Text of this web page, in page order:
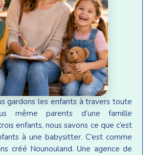
gardons les enfants à travers toute
même parents d’une famille
enfants, nous savons ce que c’est
à une babysitter. C’est comme
créé Nounouland. Une agence de